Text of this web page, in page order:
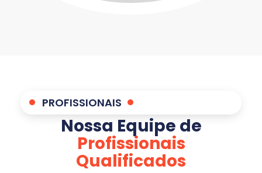
PROFISSIONAIS
Nossa Equipe de
Profissionais
Qualificados